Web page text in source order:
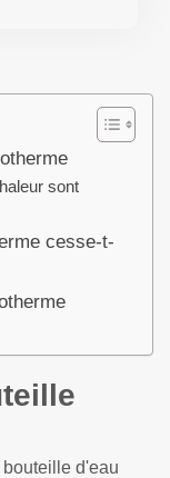
sont
cesse-t-
d'eau